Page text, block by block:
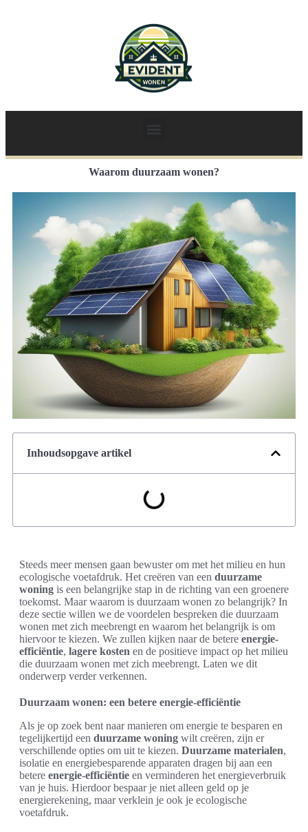
Waarom duurzaam wonen?
Inhoudsopgave artikel
Steeds meer mensen gaan bewuster om met het milieu en hun
ecologische voetafdruk. Het creëren van een duurzame
woning is een belangrijke stap in de richting van een groenere
toekomst. Maar waarom is duurzaam wonen zo belangrijk? In
deze sectie willen we de voordelen bespreken die duurzaam
wonen met zich meebrengt en waarom het belangrijk is om
hiervoor te kiezen. We zullen kijken naar de betere energie-
efficiëntie, lagere kosten en de positieve impact op het milieu
die duurzaam wonen met zich meebrengt. Laten we dit
onderwerp verder verkennen.
Duurzaam wonen: een betere energie-efficiëntie
Als je op zoek bent naar manieren om energie te besparen en
tegelijkertijd een duurzame woning wilt creëren, zijn er
verschillende opties om uit te kiezen. Duurzame materialen,
isolatie en energiebesparende apparaten dragen bij aan een
betere energie-efficiëntie en verminderen het energieverbruik
van je huis. Hierdoor bespaar je niet alleen geld op je
energierekening, maar verklein je ook je ecologische
voetafdruk.